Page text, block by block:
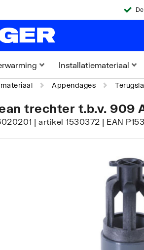
Installatiemateriaal
Appendages
trechter t.b.v. 909
| artikel 1530372 | EAN